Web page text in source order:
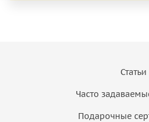
Статьи
Часто
Подарочные